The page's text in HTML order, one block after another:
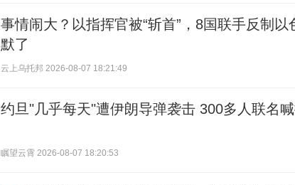
事情闹大？以指挥官被“斩首”，8国联手反制以
默了
云上乌托邦 2026-08-07 18:21:49
约旦"几乎每天"遭伊朗导弹袭击 300多人联名
瞩望云霄 2026-08-07 18:20:53